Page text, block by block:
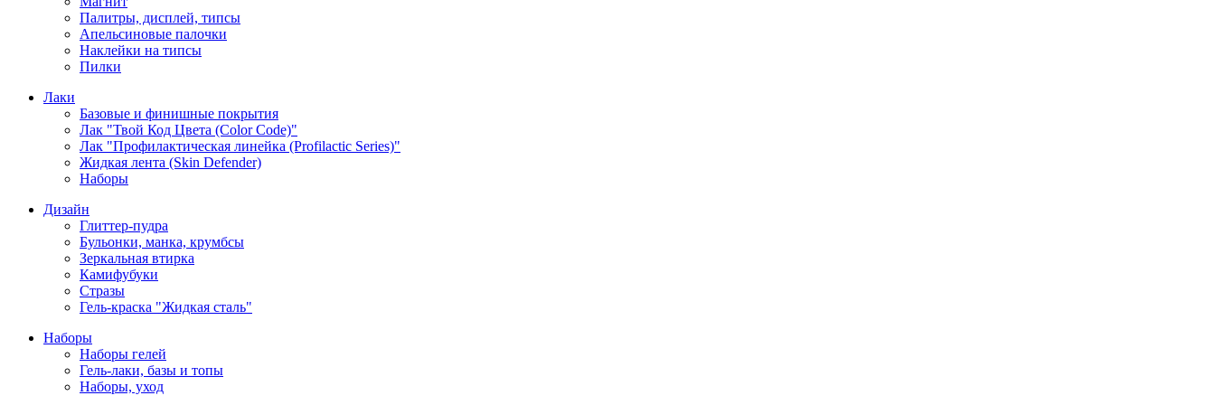
Палитры, дисплей, типсы
Апельсиновые палочки
Наклейки на типсы
Пилки
Лаки
Базовые и финишные покрытия
Лак "Твой Код Цвета (Color Code)"
Лак "Профилактическая линейка (Profilactic Series)"
Жидкая лента (Skin Defender)
Наборы
Дизайн
Глиттер-пудра
Бульонки, манка, крумбсы
Зеркальная втирка
Камифубуки
Стразы
Гель-краска "Жидкая сталь"
Наборы
Наборы гелей
Гель-лаки, базы и топы
Наборы, уход